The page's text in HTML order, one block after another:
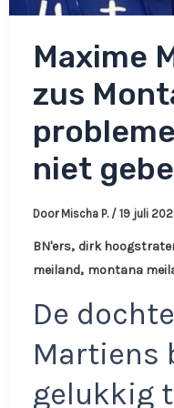
Maxime
zus
niet
Door Mischa P. / 19 juli
BN'ers, dirk
meiland, montana
De
Martiens
gelukkig